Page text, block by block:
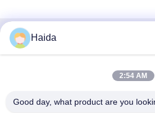
Schnellkontakt
Nancheng-Bezirk, Dongguan-
Haida
2:54 AM
Good day, what product are you